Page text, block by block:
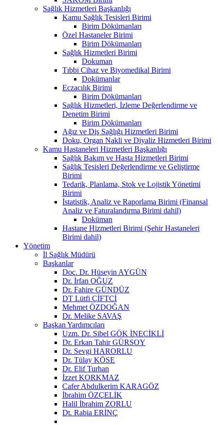
Sağlık Hizmetleri Başkanlığı
Kamu Sağlık Tesisleri Birimi
Birim Dökümanları
Özel Hastaneler Birimi
Birim Dökümanları
Sağlık Hizmetleri Birimi
Dokuman
Tıbbi Cihaz ve Biyomedikal Birimi
Dokümanlar
Eczacılık Birimi
Birim Dökümanları
Sağlık Hizmetleri, İzleme Değerlendirme ve
Denetim Birimi
Birim Dökümanları
Ağız ve Diş Sağlığı Hizmetleri Birimi
Doku, Organ Nakli ve Diyaliz Hizmetleri Birimi
Kamu Hastaneleri Hizmetleri Başkanlığı
Sağlık Bakım ve Hasta Hizmetleri Birimi
Sağlık Tesisleri Değerlendirme ve Geliştirme
Birimi
Tedarik, Planlama, Stok ve Lojistik Yönetimi
Birimi
İstatistik, Analiz ve Raporlama Birimi (Finansal
Analiz ve Faturalandırma Birimi dahil)
Doküman
Hastane Hizmetleri Birimi (Şehir Hastaneleri
Birimi dahil)
Yönetim
İl Sağlık Müdürü
Başkanlar
Doç. Dr. Hüseyin AYGÜN
Dr. İrfan OĞUZ
Dr. Fahire GÜNDÜZ
DT Lütfi ÇİFTCİ
Mehmet ÖZDOĞAN
Dr. Melike SAVAŞ
Başkan Yardımcıları
Uzm. Dr. Sibel GÖK İNECİKLİ
Dr. Erkan Tahir GÜRSOY
Dr. Sevgi HARORLU
Dr. Tülay KÖSE
Dr. Elif Turhan
İzzet KORKMAZ
Cafer Abdulkerim KARAGÖZ
İbrahim ÖZÇELİK
Halil İbrahim ZORLU
Dt. Rabia ERİNÇ